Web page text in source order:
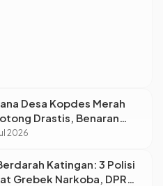
Desa Kopdes Merah
Drastis, Benaran
2026
Katingan: 3 Polisi
Grebek Narkoba, DPR